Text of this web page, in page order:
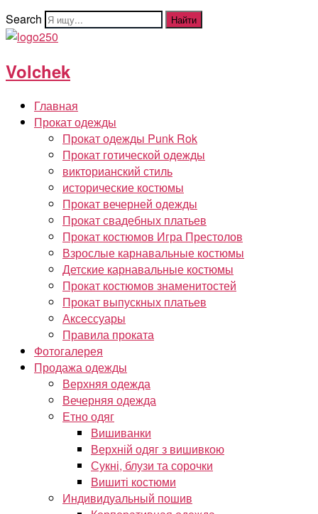
Search
Найти
Volchek
Главная
Прокат одежды
Прокат одежды Punk Rok
Прокат готической одежды
викторианский стиль
исторические костюмы
Прокат вечерней одежды
Прокат свадебных платьев
Прокат костюмов Игра Престолов
Взрослые карнавальные костюмы
Детские карнавальные костюмы
Прокат костюмов знаменитостей
Прокат выпускных платьев
Аксессуары
Правила проката
Фотогалерея
Продажа одежды
Верхняя одежда
Вечерняя одежда
Етно одяг
Вишиванки
Верхній одяг з вишивкою
Сукні, блузи та сорочки
Вишиті костюми
Индивидуальный пошив